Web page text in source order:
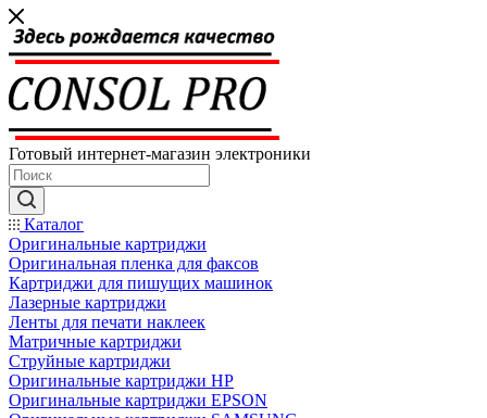
Готовый интернет-магазин электроники
Каталог
Оригинальные картриджи
Оригинальная пленка для факсов
Картриджи для пишущих машинок
Лазерные картриджи
Ленты для печати наклеек
Матричные картриджи
Струйные картриджи
Оригинальные картриджи HP
Оригинальные картриджи EPSON